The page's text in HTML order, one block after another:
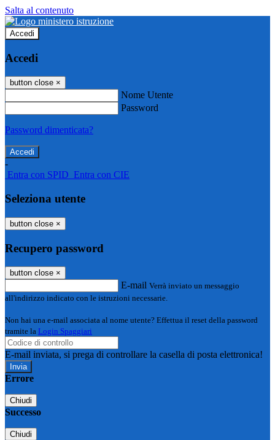
Salta al contenuto
Accedi
Accedi
button close ×
Nome Utente
Password
Password dimenticata?
-
Entra con SPID Entra con CIE
Seleziona utente
button close ×
Recupero password
button close ×
E-mail Verrà inviato un messaggio
all'indirizzo indicato con le istruzioni necessarie.
Non hai una e-mail associata al nome utente? Effettua il reset della password
tramite la Login Spaggiari
E-mail inviata, si prega di controllare la casella di posta elettronica!
Errore
Chiudi
Successo
Chiudi